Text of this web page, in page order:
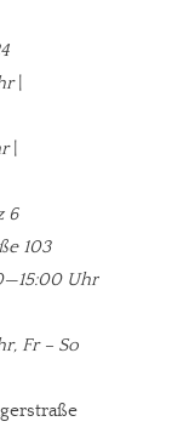
|
|
6
103
Uhr
Fr – So